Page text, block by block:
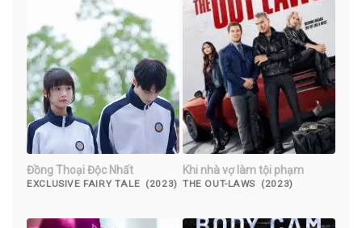
Đồng Thoại Độc Nhất
EXCLUSIVE FAIRY TALE (2023)
Khi nhà vợ làm tội phạm
THE OUT-LAWS (2023)